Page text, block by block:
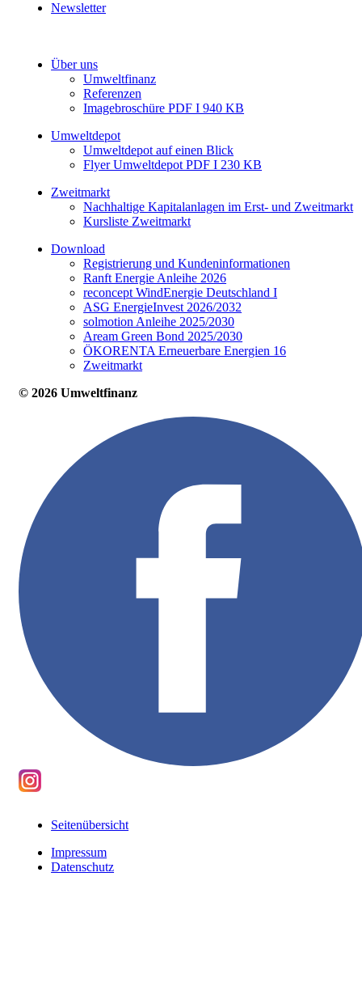
Newsletter
Über uns
Umweltfinanz
Referenzen
Imagebroschüre PDF I 940 KB
Umweltdepot
Umweltdepot auf einen Blick
Flyer Umweltdepot PDF I 230 KB
Zweitmarkt
Nachhaltige Kapitalanlagen im Erst- und Zweitmarkt
Kursliste Zweitmarkt
Download
Registrierung und Kundeninformationen
Ranft Energie Anleihe 2026
reconcept WindEnergie Deutschland I
ASG EnergieInvest 2026/2032
solmotion Anleihe 2025/2030
Aream Green Bond 2025/2030
ÖKORENTA Erneuerbare Energien 16
Zweitmarkt
© 2026 Umweltfinanz
Seitenübersicht
Impressum
Datenschutz